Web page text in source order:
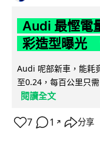
Audi 最慳
彩造型曝光
Audi 呢部新車，能耗
至0.24，每百公里只
閱讀全文
7 1 ↗ 分享